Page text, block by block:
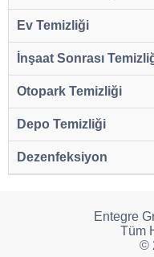
Ev Temizliği
İnşaat Sonrası
Otopark Temizliği
Depo Temizliği
Dezenfeksiyon
Entegre
Tüm
©